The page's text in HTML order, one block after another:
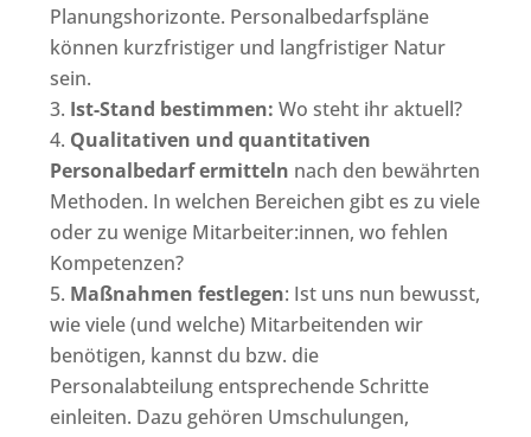
Planungshorizonte. Personalbedarfspläne
können kurzfristiger und langfristiger Natur
sein.
Ist-Stand bestimmen:Wo steht ihr aktuell?
Qualitativen und quantitativen
Personalbedarf ermitteln nach den bewährten
Methoden. In welchen Bereichen gibt es zu viele
oder zu wenige Mitarbeiter:innen, wo fehlen
Kompetenzen?
Maßnahmen festlegen: Ist uns nun bewusst,
wie viele (und welche) Mitarbeitenden wir
benötigen, kannst du bzw. die
Personalabteilung entsprechende Schritte
einleiten. Dazu gehören Umschulungen,